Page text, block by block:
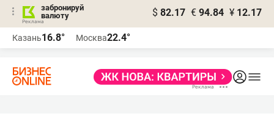
забронируй
валюту
$ 82.17 € 94.84 ¥ 12.17
Казань16.8° Москва22.4°